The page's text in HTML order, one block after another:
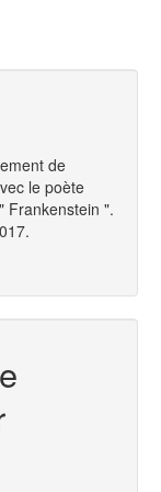
de
le poète
Frankenstein ".